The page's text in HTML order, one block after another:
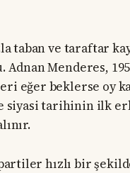
taban ve taraftar
Menderes,
eğer beklerse oy
siyasi tarihinin ilk
hızlı bir